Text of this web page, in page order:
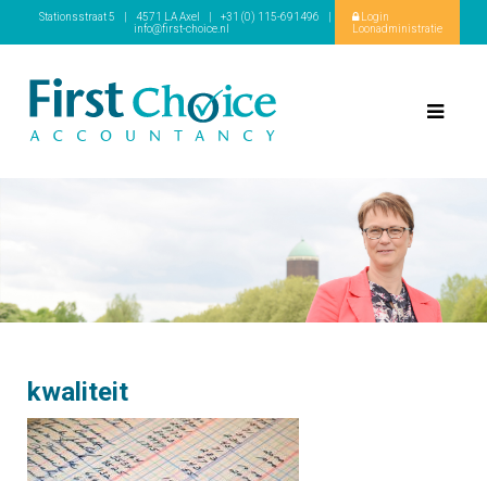
Stationsstraat 5 4571 LA Axel +31 (0) 115-691496
info@first-choice.nl
Login
Loonadministratie
kwaliteit